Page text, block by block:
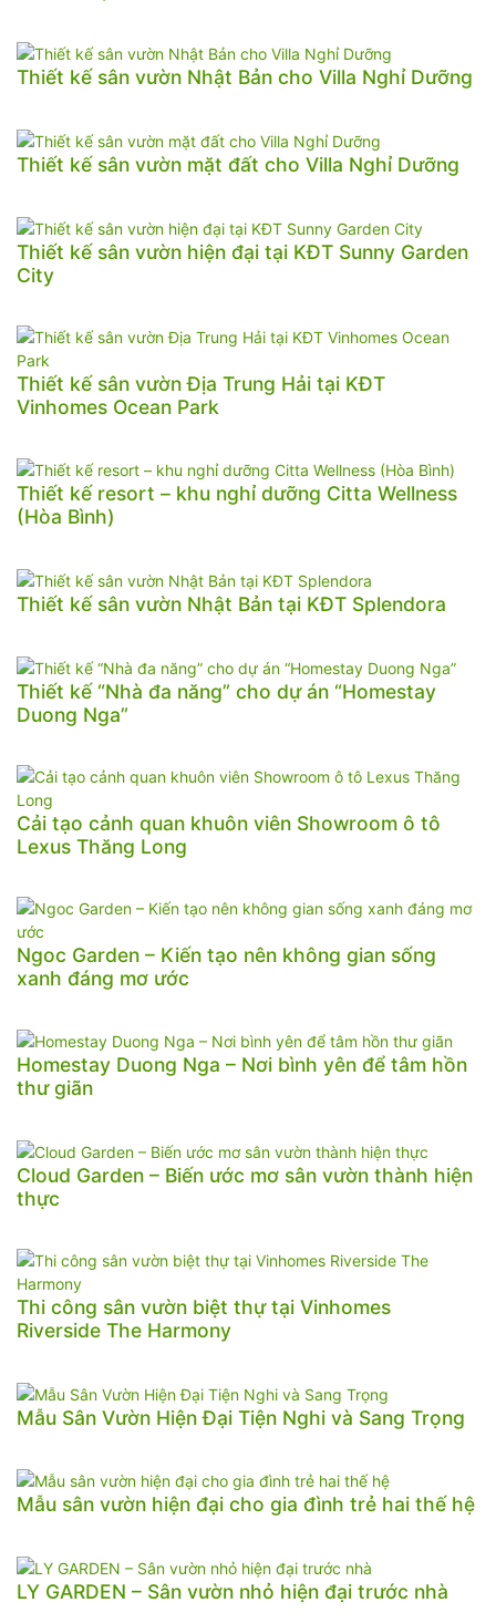
Thiết kế sân vườn Nhật Bản cho Villa Nghỉ Dưỡng
Thiết kế sân vườn mặt đất cho Villa Nghỉ Dưỡng
Thiết kế sân vườn hiện đại tại KĐT Sunny Garden
City
Thiết kế sân vườn Địa Trung Hải tại KĐT
Vinhomes Ocean Park
Thiết kế resort – khu nghỉ dưỡng Citta Wellness
(Hòa Bình)
Thiết kế sân vườn Nhật Bản tại KĐT Splendora
Thiết kế “Nhà đa năng” cho dự án “Homestay
Duong Nga”
Cải tạo cảnh quan khuôn viên Showroom ô tô
Lexus Thăng Long
Ngoc Garden – Kiến tạo nên không gian sống
xanh đáng mơ ước
Homestay Duong Nga – Nơi bình yên để tâm hồn
thư giãn
Cloud Garden – Biến ước mơ sân vườn thành hiện
thực
Thi công sân vườn biệt thự tại Vinhomes
Riverside The Harmony
Mẫu Sân Vườn Hiện Đại Tiện Nghi và Sang Trọng
Mẫu sân vườn hiện đại cho gia đình trẻ hai thế hệ
LY GARDEN – Sân vườn nhỏ hiện đại trước nhà